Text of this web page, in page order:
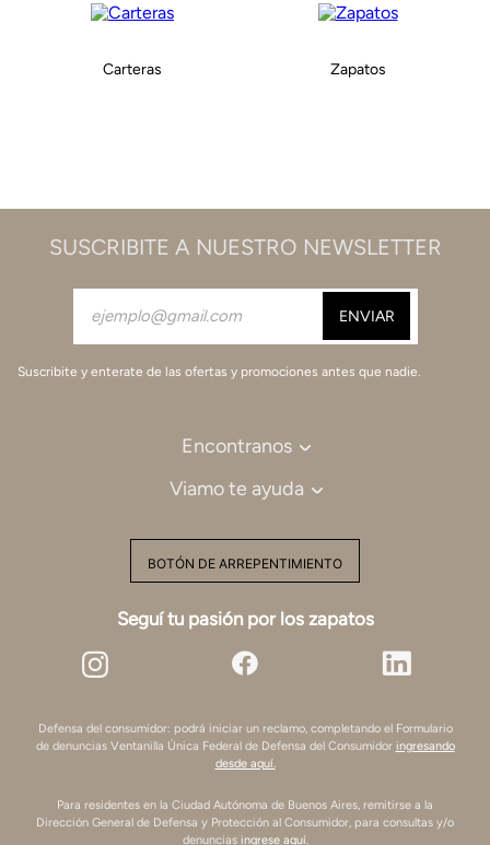
Carteras Zapatos
SUSCRIBITE A NUESTRO NEWSLETTER
Suscribite y enterate de las ofertas y promociones antes que nadie.
Encontranos
Viamo te ayuda
BOTÓN DE ARREPENTIMIENTO
Seguí tu pasión por los zapatos
Defensa del consumidor: podrá iniciar un reclamo, completando el Formulario
de denuncias Ventanilla Única Federal de Defensa del Consumidor ingresando
desde aquí.
Para residentes en la Ciudad Autónoma de Buenos Aires, remitirse a la
Dirección General de Defensa y Protección al Consumidor, para consultas y/o
denuncias ingrese aquí.